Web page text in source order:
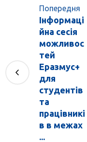
Попередня
Інформаці
йна сесія
можливос
тей
Еразмус+
для
студентів
та
працівникі
в в межах
...